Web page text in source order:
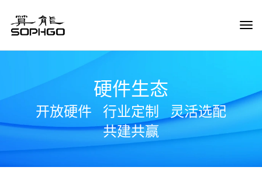
硬件生态
开放硬件 行业定制
灵活选配
共建共赢